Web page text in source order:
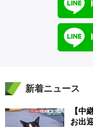
新着ニュース
【中
お出